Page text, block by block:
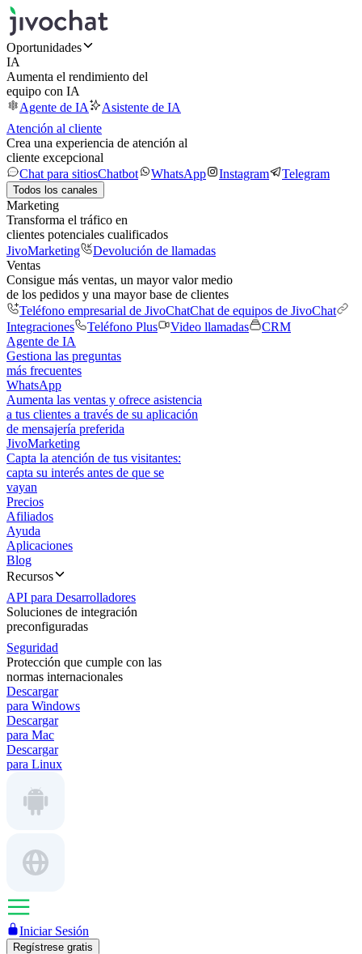
Oportunidades
IA
Aumenta el rendimiento del
equipo con IA
Agente de IA
Asistente de IA
Atención al cliente
Crea una experiencia de atención al
cliente excepcional
Chat para sitiosChatbot WhatsApp Instagram Telegram
Todos los canales
Marketing
Transforma el tráfico en
clientes potenciales cualificados
JivoMarketing
Devolución de llamadas
Ventas
Consigue más ventas, un mayor valor medio
de los pedidos y una mayor base de clientes
Teléfono empresarial de JivoChatChat de equipos de JivoChat
Integraciones
Teléfono Plus Video llamadas
CRM
Agente de IA
Gestiona las preguntas
más frecuentes
WhatsApp
Aumenta las ventas y ofrece asistencia
a tus clientes a través de su aplicación
de mensajería preferida
JivoMarketing
Capta la atención de tus visitantes:
capta su interés antes de que se
vayan
Precios
Afiliados
Ayuda
Aplicaciones
Blog
Recursos
API para Desarrolladores
Soluciones de integración
preconfiguradas
Seguridad
Protección que cumple con las
normas internacionales
Descargar
para Windows
Descargar
para Mac
Descargar
para Linux
Iniciar Sesión
Regístrese gratis